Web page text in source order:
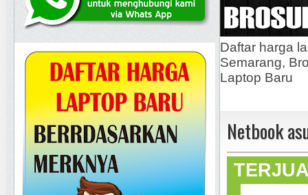
Daftar harga
Semarang,
Laptop Baru
Netbook